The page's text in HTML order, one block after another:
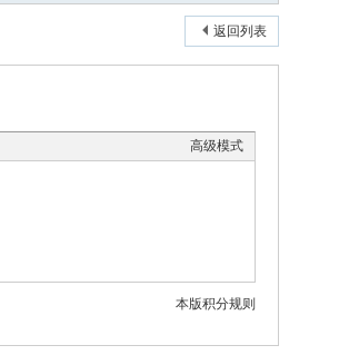
返回列表
高级模式
本版积分规则